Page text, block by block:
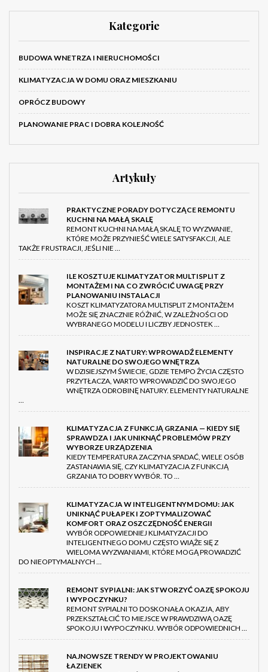
Kategorie
BUDOWA WNETRZA I NIERUCHOMOŚCI
KLIMATYZACJA W DOMU ORAZ MIESZKANIU
OPRÓCZ BUDOWY
PLANOWANIE PRAC I DOBRA KOLEJNOŚĆ
Artykuły
PRAKTYCZNE PORADY DOTYCZĄCE REMONTU
KUCHNI NA MAŁĄ SKALĘ
REMONT KUCHNI NA MAŁĄ SKALĘ TO WYZWANIE,
KTÓRE MOŻE PRZYNIEŚĆ WIELE SATYSFAKCJI, ALE
TAKŻE FRUSTRACJI, JEŚLI NIE …
ILE KOSZTUJE KLIMATYZATOR MULTISPLIT Z
MONTAŻEM I NA CO ZWRÓCIĆ UWAGĘ PRZY
PLANOWANIU INSTALACJI
KOSZT KLIMATYZATORA MULTISPLIT Z MONTAŻEM
MOŻE SIĘ ZNACZNIE RÓŻNIĆ, W ZALEŻNOŚCI OD
WYBRANEGO MODELU I LICZBY JEDNOSTEK …
INSPIRACJE Z NATURY: WPROWADŹ ELEMENTY
NATURALNE DO SWOJEGO WNĘTRZA
W DZISIEJSZYM ŚWIECIE, GDZIE TEMPO ŻYCIA CZĘSTO
PRZYTŁACZA, WARTO WPROWADZIĆ DO SWOJEGO
WNĘTRZA ODROBINĘ NATURY. ELEMENTY NATURALNE
…
KLIMATYZACJA Z FUNKCJĄ GRZANIA — KIEDY SIĘ
SPRAWDZA I JAK UNIKNĄĆ PROBLEMÓW PRZY
WYBORZE URZĄDZENIA
KIEDY TEMPERATURA ZACZYNA SPADAĆ, WIELE OSÓB
ZASTANAWIA SIĘ, CZY KLIMATYZACJA Z FUNKCJĄ
GRZANIA TO DOBRY WYBÓR. TO …
KLIMATYZACJA W INTELIGENTNYM DOMU: JAK
UNIKNĄĆ PUŁAPEK I ZOPTYMALIZOWAĆ
KOMFORT ORAZ OSZCZĘDNOŚĆ ENERGII
WYBÓR ODPOWIEDNIEJ KLIMATYZACJI DO
INTELIGENTNEGO DOMU CZĘSTO WIĄŻE SIĘ Z
WIELOMA WYZWANIAMI, KTÓRE MOGĄ PROWADZIĆ
DO NIEOPTYMALNYCH …
REMONT SYPIALNI: JAK STWORZYĆ OAZĘ SPOKOJU
I WYPOCZYNKU?
REMONT SYPIALNI TO DOSKONAŁA OKAZJA, ABY
PRZEKSZTAŁCIĆ TO MIEJSCE W PRAWDZIWĄ OAZĘ
SPOKOJU I WYPOCZYNKU. WYBÓR ODPOWIEDNICH …
NAJNOWSZE TRENDY W PROJEKTOWANIU
ŁAZIENEK